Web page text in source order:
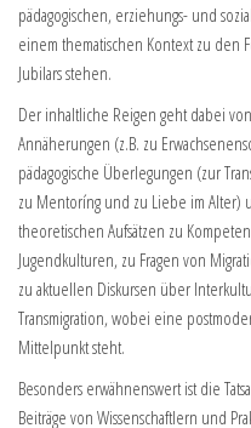
pädagogischen, erziehungs- und
einem thematischen Kontext zu den
Jubilars stehen.
Der inhaltliche Reigen geht dabei
Annäherungen (z.B. zu
pädagogische Überlegungen (zur
zu Mentoríng und zu Liebe im
theoretischen Aufsätzen zu
Jugendkulturen, zu Fragen von
zu aktuellen Diskursen über
Transmigration, wobei eine
Mittelpunkt steht.
Besonders erwähnenswert ist die
Beiträge von Wissenschaftlern und